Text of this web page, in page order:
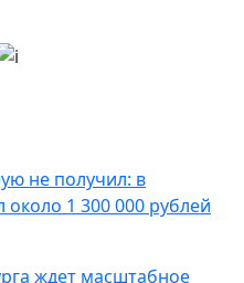
не получил: в
1 300 000 рублей
ждет масштабное